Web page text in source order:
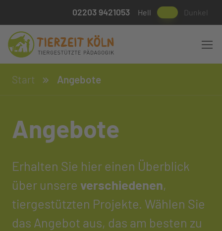
02203 9421053 Hell Dunkel
Start Angebote
Angebote
Erhalten Sie hier einen Überblick
über unsere verschiedenen,
tiergestützten Projekte. Wählen Sie
das Angebot aus, das am besten zu